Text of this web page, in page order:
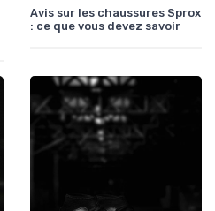
Avis sur les chaussures Sprox
: ce que vous devez savoir